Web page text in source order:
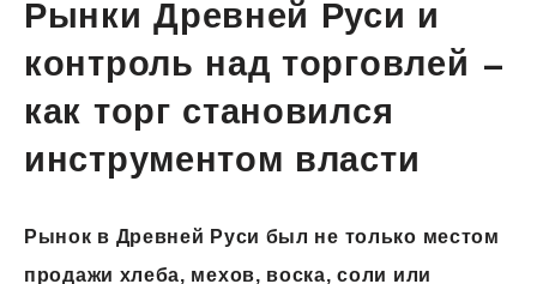
Рынки Древней Руси и
контроль над торговлей —
как торг становился
инструментом власти
Рынок в Древней Руси был не только местом
продажи хлеба, мехов, воска, соли или